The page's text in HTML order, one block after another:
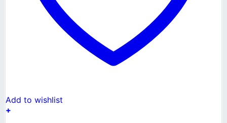
Add to wishlist
+